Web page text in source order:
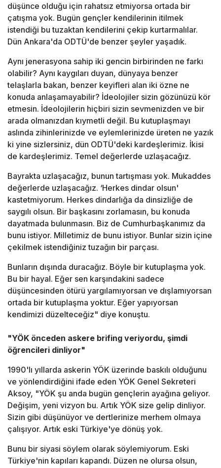
düşünce olduğu için rahatsız etmiyorsa ortada bir
çatışma yok. Bugün gençler kendilerinin itilmek
istendiği bu tuzaktan kendilerini çekip kurtarmalılar.
Dün Ankara'da ODTÜ'de benzer şeyler yaşadık.
Aynı jenerasyona sahip iki gencin birbirinden ne farkı
olabilir? Aynı kaygıları duyan, dünyaya benzer
telaşlarla bakan, benzer keyifleri alan iki özne ne
konuda anlaşamayabilir? İdeolojiler sizin gözünüzü kör
etmesin. İdeolojilerin hiçbiri sizin sevmenizden ve bir
arada olmanızdan kıymetli değil. Bu kutuplaşmayı
aslında zihinlerinizde ve eylemlerinizde üreten ne yazık
ki yine sizlersiniz, dün ODTÜ'deki kardeşlerimiz. İkisi
de kardeşlerimiz. Temel değerlerde uzlaşacağız.
Bayrakta uzlaşacağız, bunun tartışması yok. Mukaddes
değerlerde uzlaşacağız. ‘Herkes dindar olsun'
kastetmiyorum. Herkes dindarlığa da dinsizliğe de
saygılı olsun. Bir başkasını zorlamasın, bu konuda
dayatmada bulunmasın. Biz de Cumhurbaşkanımız da
bunu istiyor. Milletimiz de bunu istiyor. Bunlar sizin içine
çekilmek istendiğiniz tuzağın bir parçası.
Bunların dışında duracağız. Böyle bir kutuplaşma yok.
Bu bir hayal. Eğer sen karşındakini sadece
düşüncesinden ötürü yargılamıyorsan ve dışlamıyorsan
ortada bir kutuplaşma yoktur. Eğer yapıyorsan
kendimizi düzelteceğiz" diye konuştu.
"YÖK önceden askere brifing veriyordu, şimdi
öğrencileri dinliyor"
1990'lı yıllarda askerin YÖK üzerinde baskılı olduğunu
ve yönlendirdiğini ifade eden YÖK Genel Sekreteri
Aksoy, "YÖK şu anda bugün gençlerin ayağına geliyor.
Değişim, yeni vizyon bu. Artık YÖK size gelip dinliyor.
Sizin gibi düşünüyor ve dertlerinize merhem olmaya
çalışıyor. Artık eski Türkiye'ye dönüş yok.
Bunu bir siyasi söylem olarak söylemiyorum. Eski
Türkiye'nin kapıları kapandı. Düzen ne olursa olsun,